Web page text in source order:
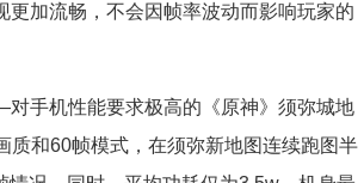
加流畅，不会因帧率波动而影响玩家的
手机性能要求极高的《原神》须弥城地
质和60帧模式，在须弥新地图连续跑图半